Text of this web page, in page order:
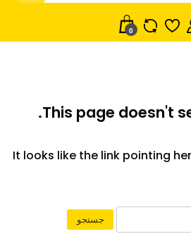
0
It looks like the link pointing